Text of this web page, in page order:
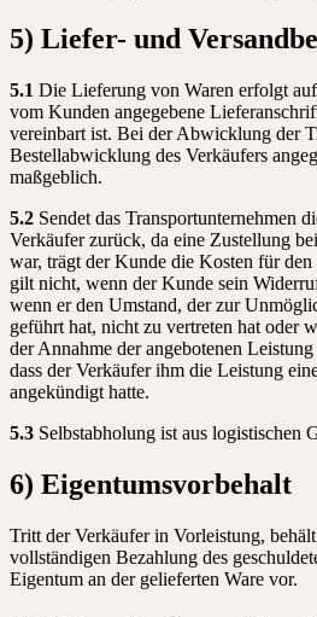
5) Liefer- und
5.1 Die Lieferung von Waren erfolgt
vom Kunden angegebene
vereinbart ist. Bei der Abwicklung der
Bestellabwicklung des Verkäufers
maßgeblich.
5.2 Sendet das Transportunternehmen
Verkäufer zurück, da eine Zustellung
war, trägt der Kunde die Kosten für
gilt nicht, wenn der Kunde sein
wenn er den Umstand, der zur
geführt hat, nicht zu vertreten hat oder
der Annahme der angebotenen
dass der Verkäufer ihm die Leistung
angekündigt hatte.
5.3 Selbstabholung ist aus logistischen
6) Eigentumsvorbehalt
Tritt der Verkäufer in Vorleistung,
vollständigen Bezahlung des
Eigentum an der gelieferten Ware vor.